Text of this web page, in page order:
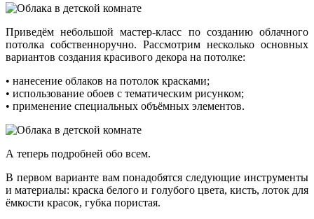
Приведём небольшой мастер-класс по созданию облачного
потолка собственноручно. Рассмотрим несколько основных
вариантов создания красивого декора на потолке:
• нанесение облаков на потолок красками;
• использование обоев с тематическим рисунком;
• применение специальных объёмных элементов.
А теперь подробней обо всем.
В первом варианте вам понадобятся следующие инструменты
и материалы: краска белого и голубого цвета, кисть, лоток для
ёмкости красок, губка пористая.